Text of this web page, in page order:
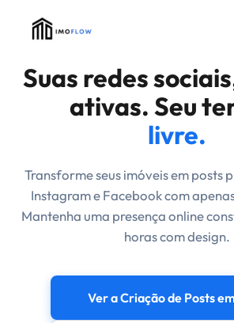
Suas redes
ativas. Seu
livre.
Transforme seus imóveis em posts
Instagram e Facebook com
Mantenha uma presença online
horas com design.
Ver a Criação de Posts